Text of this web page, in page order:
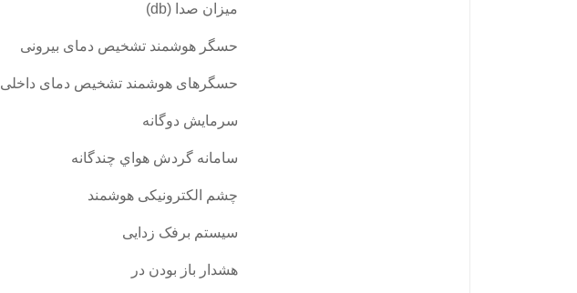
میزان صدا (db)
حسگر هوشمند تشخیص دمای بیرونی
حسگرهای هوشمند تشخیص دمای داخلی
سرمایش دوگانه
سامانه گردش هواي چندگانه
چشم الكترونيكی هوشمند
سیستم برفک زدایی
هشدار باز بودن در